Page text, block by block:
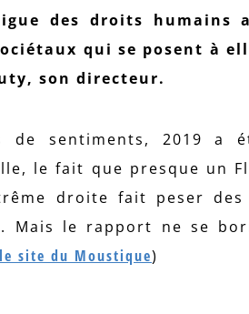
des droits humains
qui se posent à
son directeur.
de sentiments, 2019 a
le fait que presque un
droite fait peser
Mais le rapport ne se
site du Moustique)